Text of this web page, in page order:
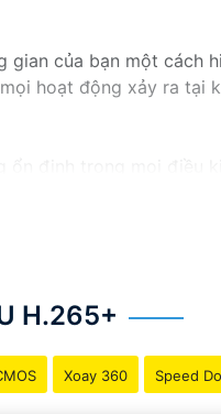
của bạn một cách
hoạt động xảy ra tại
sản.
H.265+
Xoay 360 Speed